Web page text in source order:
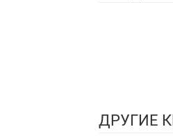
ДРУГИЕ